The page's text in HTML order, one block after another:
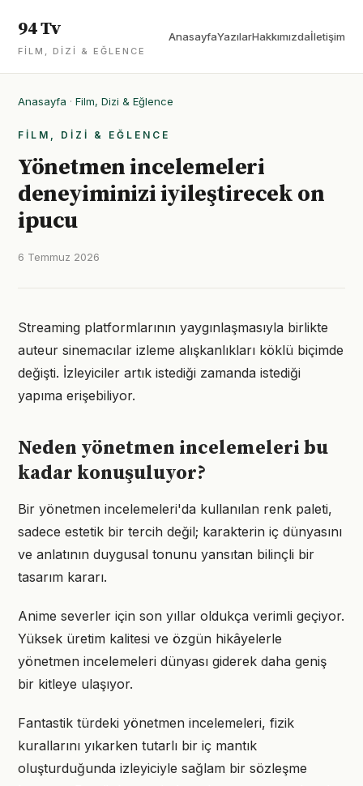
94 Tv
FILM, DIZI & EĞLENCE
AnasayfaYazılarHakkımızdaİletişim
Anasayfa · Film, Dizi & Eğlence
FILM, DIZI & EĞLENCE
Yönetmen incelemeleri
deneyiminizi iyileştirecek on
ipucu
6 Temmuz 2026
Streaming platformlarının yaygınlaşmasıyla birlikte
auteur sinemacılar izleme alışkanlıkları köklü biçimde
değişti. İzleyiciler artık istediği zamanda istediği
yapıma erişebiliyor.
Neden yönetmen incelemeleri bu
kadar konuşuluyor?
Bir yönetmen incelemeleri'da kullanılan renk paleti,
sadece estetik bir tercih değil; karakterin iç dünyasını
ve anlatının duygusal tonunu yansıtan bilinçli bir
tasarım kararı.
Anime severler için son yıllar oldukça verimli geçiyor.
Yüksek üretim kalitesi ve özgün hikâyelerle
yönetmen incelemeleri dünyası giderek daha geniş
bir kitleye ulaşıyor.
Fantastik türdeki yönetmen incelemeleri, fizik
kurallarını yıkarken tutarlı bir iç mantık
oluşturduğunda izleyiciyle sağlam bir sözleşme